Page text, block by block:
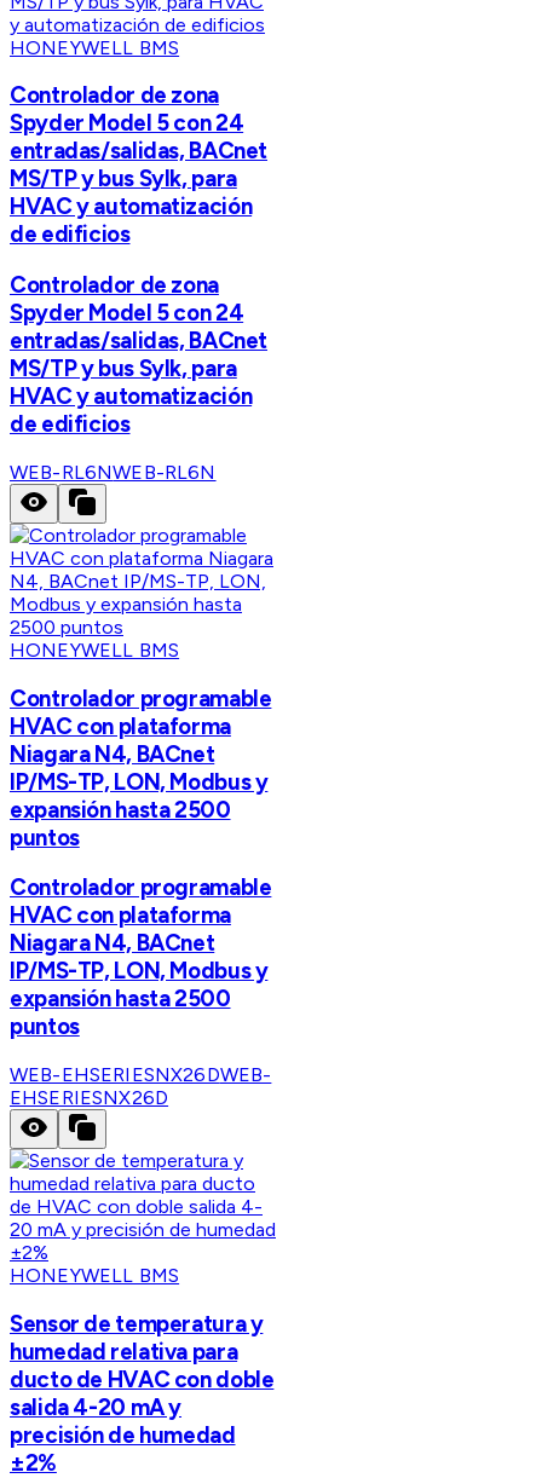
HONEYWELL BMS
Controlador de zona
Spyder Model 5 con 24
entradas/salidas, BACnet
MS/TP y bus Sylk, para
HVAC y automatización
de edificios
Controlador de zona
Spyder Model 5 con 24
entradas/salidas, BACnet
MS/TP y bus Sylk, para
HVAC y automatización
de edificios
WEB-RL6NWEB-RL6N
HONEYWELL BMS
Controlador programable
HVAC con plataforma
Niagara N4, BACnet
IP/MS-TP, LON, Modbus y
expansión hasta 2500
puntos
Controlador programable
HVAC con plataforma
Niagara N4, BACnet
IP/MS-TP, LON, Modbus y
expansión hasta 2500
puntos
WEB-EHSERIESNX26DWEB-
EHSERIESNX26D
HONEYWELL BMS
Sensor de temperatura y
humedad relativa para
ducto de HVAC con doble
salida 4-20 mA y
precisión de humedad
±2%